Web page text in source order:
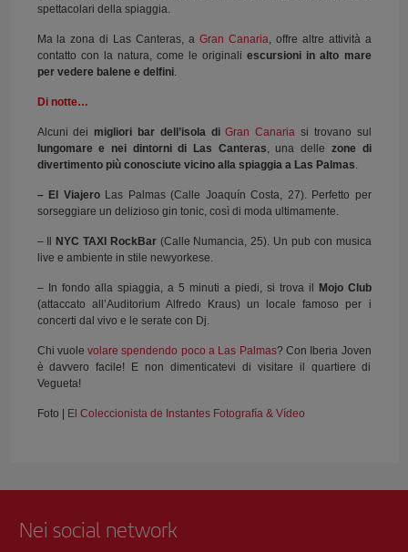
spettacolari della spiaggia.
Ma la zona di Las Canteras, a Gran Canaria , offre altre attività a
contatto con la natura, come le originaliescursioni in alto mare
per vedere balene e delfini.
Di notte…
Alcuni dei migliori bar dell’isola diGran Canaria si trovano sul
lungomare e nei dintorni di Las Canteras , una delle zone di
divertimento più conosciute vicino alla spiaggia a Las Palmas
– El ViajeroLas Palmas (Calle Joaquín Costa, 27). Perfetto per
sorseggiare un delizioso gin tonic, così di moda ultimamente.
– Il NYC TAXI RockBar(Calle Numancia, 25). Un pub con musica
live e ambiente in stile newyorkese.
– In fondo alla spiaggia, a 5 minuti a piedi, si trova il Mojo Club
(attaccato all’Auditorium Alfredo Kraus) un locale famoso per i
concerti dal vivo e le serate con Dj.
Chi vuolevolare spendendo poco a Las Palmas? Con Iberia Joven
è davvero facile! E non dimenticatevi di visitare il quartiere di
Vegueta!
Foto | El Coleccionista de Instantes Fotografía & Vídeo
Nei social network